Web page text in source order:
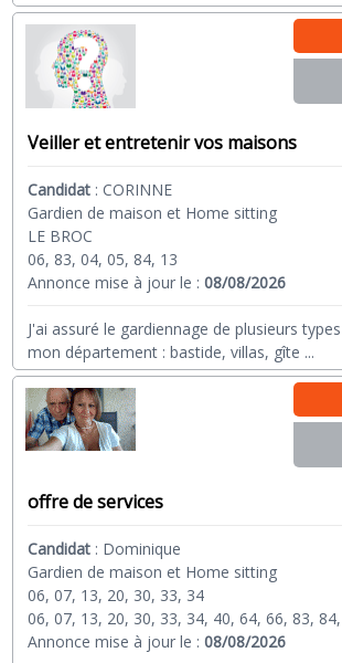
Veiller et entretenir vos maisons
Candidat : CORINNE
Gardien de maison et Home sitting
LE BROC
06, 83, 04, 05, 84, 13
Annonce mise à jour le :08/08/2026
J'ai assuré le gardiennage de plusieurs
mon département : bastide, villas, gîte ...
offre de services
Candidat : Dominique
Gardien de maison et Home sitting
06, 07, 13, 20, 30, 33, 34
06, 07, 13, 20, 30, 33, 34, 40, 64, 66, 83,
Annonce mise à jour le :08/08/2026